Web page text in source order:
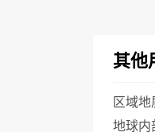
其他
区域地
地球内